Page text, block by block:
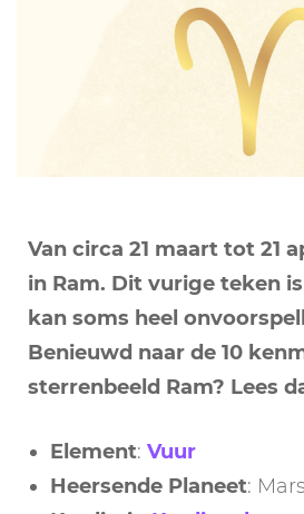
Van circa 21 maart tot 21
in Ram. Dit vurige teken
kan soms heel
Benieuwd naar de 10
sterrenbeeld Ram? Lees
Element: Vuur
Heersende Planeet: Mars